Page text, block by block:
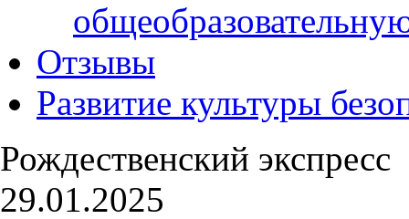
Отзывы
Развитие культуры
Рождественский экспресс
29.01.2025